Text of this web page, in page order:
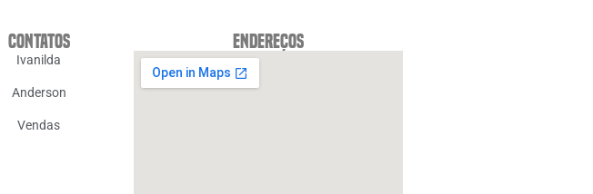
Contatos
Ivanilda
Anderson
Vendas
Endereços